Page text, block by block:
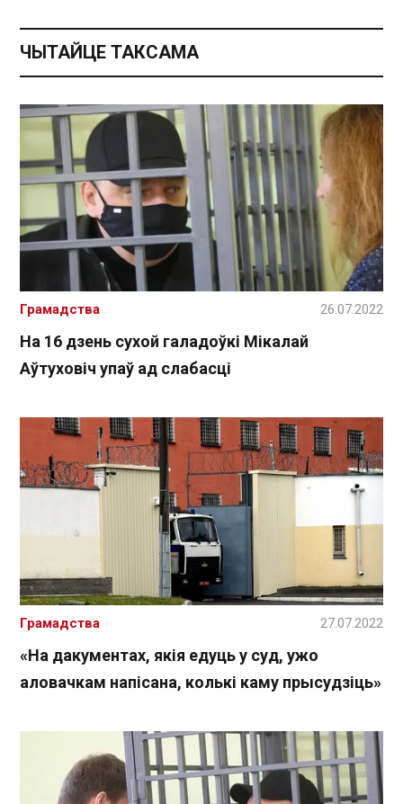
ЧЫТАЙЦЕ ТАКСАМА
На 16 дзень сухой галадоўкі Мікалай
Аўтуховіч упаў ад слабасці
Грамадства 26.07.2022
«На дакументах, якія едуць у суд, ужо
аловачкам напісана, колькі каму прысудзіць»
Грамадства 27.07.2022